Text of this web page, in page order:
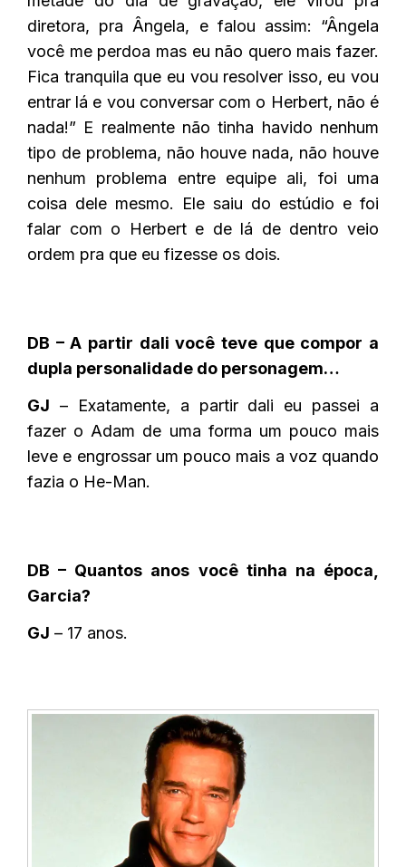
diretora, pra Ângela, e falou assim: “Ângela
você me perdoa mas eu não quero mais fazer.
Fica tranquila que eu vou resolver isso, eu vou
entrar lá e vou conversar com o Herbert, não é
nada!” E realmente não tinha havido nenhum
tipo de problema, não houve nada, não houve
nenhum problema entre equipe ali, foi uma
coisa dele mesmo. Ele saiu do estúdio e foi
falar com o Herbert e de lá de dentro veio
ordem pra que eu fizesse os dois.
DB – A partir dali você teve que compor a
dupla personalidade do personagem…
GJ – Exatamente, a partir dali eu passei a
fazer o Adam de uma forma um pouco mais
leve e engrossar um pouco mais a voz quando
fazia o He-Man.
DB – Quantos anos você tinha na época,
Garcia?
GJ – 17 anos.